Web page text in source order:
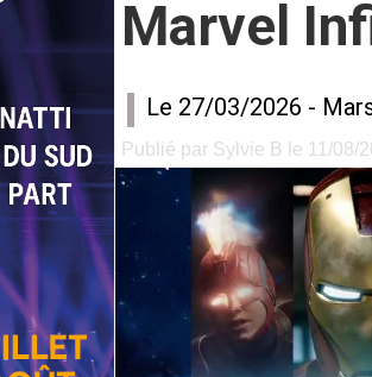
Marvel
Le 27/03/2026 -
Publié par Sylvie B le 11/08/